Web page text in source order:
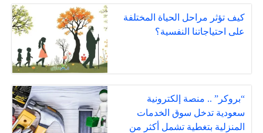
كيف تؤثر مراحل الحياة المختلفة
على احتياجاتنا النفسية؟
“بروكر” .. منصة إلكترونية
سعودية تدخل سوق الخدمات
المنزلية بتغطية تشمل أكثر من